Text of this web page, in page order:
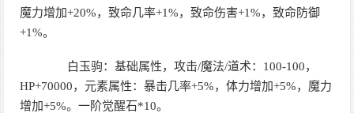
魔力增加+20%，致命几率+1%，致命伤害+1%，致命防御
+1%。
白玉驹：基础属性，攻击/魔法/道术：100-100，
HP+70000，元素属性：暴击几率+5%，体力增加+5%，魔力
增加+5%。一阶觉醒石*10。